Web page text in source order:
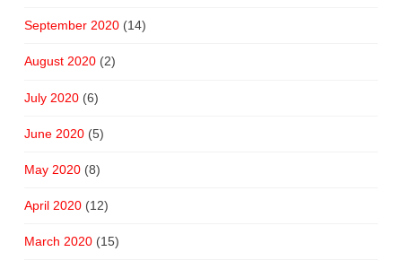
September 2020(14)
August 2020(2)
July 2020(6)
June 2020(5)
May 2020(8)
April 2020(12)
March 2020(15)